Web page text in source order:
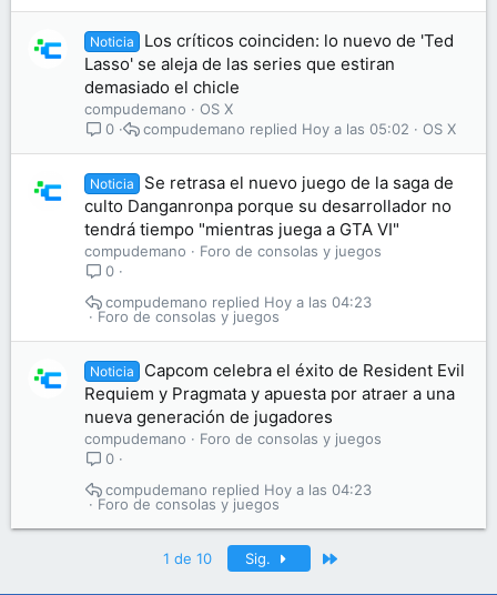
Noticia
Los críticos coinciden: lo nuevo de 'Ted
Lasso' se aleja de las series que estiran
demasiado el chicle
compudemano
OS X
0
OS X
Hoy a las 05:02
compudemano
Noticia
Se retrasa el nuevo juego de la saga de
culto Danganronpa porque su desarrollador no
tendrá tiempo "mientras juega a GTA VI"
compudemano
Foro de consolas y juegos
0
Foro de consolas y juegos
Hoy a las 04:23
compudemano
Noticia
Capcom celebra el éxito de Resident Evil
Requiem y Pragmata y apuesta por atraer a una
nueva generación de jugadores
compudemano
Foro de consolas y juegos
0
Foro de consolas y juegos
Hoy a las 04:23
compudemano
1 de 10 Sig.